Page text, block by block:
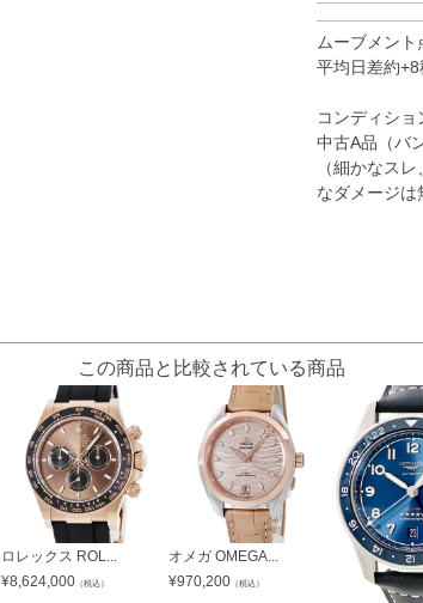
ムーブメント
平均日差約+8
コンディショ
中古A品（バ
（細かなス
なダメージは
この商品と比較されている商品
ロレックス ROL...
¥8,624,000 （税込）
オメガ OMEGA...
¥970,200 （税込）